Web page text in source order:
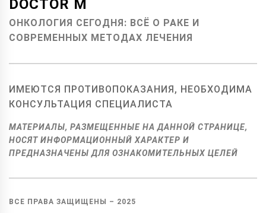
DOCTOR M
ОНКОЛОГИЯ СЕГОДНЯ: ВСЁ О РАКЕ И
СОВРЕМЕННЫХ МЕТОДАХ ЛЕЧЕНИЯ
ИМЕЮТСЯ ПРОТИВОПОКАЗАНИЯ, НЕОБХОДИМА
КОНСУЛЬТАЦИЯ СПЕЦИАЛИСТА
МАТЕРИАЛЫ, РАЗМЕЩЕННЫЕ НА ДАННОЙ СТРАНИЦЕ,
НОСЯТ ИНФОРМАЦИОННЫЙ ХАРАКТЕР И
ПРЕДНАЗНАЧЕНЫ ДЛЯ ОЗНАКОМИТЕЛЬНЫХ ЦЕЛЕЙ
ВСЕ ПРАВА ЗАЩИЩЕНЫ – 2025